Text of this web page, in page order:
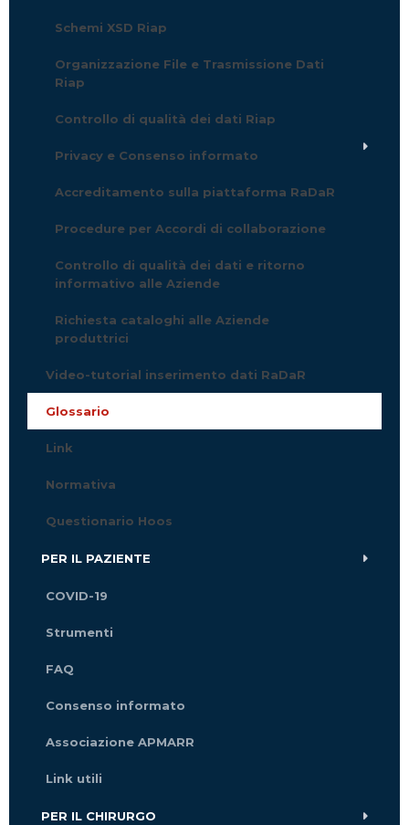
Schemi XSD Riap
Organizzazione File e Trasmissione Dati
Riap
Controllo di qualità dei dati Riap
Privacy e Consenso informato
Accreditamento sulla piattaforma RaDaR
Procedure per Accordi di collaborazione
Controllo di qualità dei dati e ritorno
informativo alle Aziende
Richiesta cataloghi alle Aziende
produttrici
Video-tutorial inserimento dati RaDaR
Glossario
Link
Normativa
Questionario Hoos
PER IL PAZIENTE
COVID-19
Strumenti
FAQ
Consenso informato
Associazione APMARR
Link utili
PER IL CHIRURGO